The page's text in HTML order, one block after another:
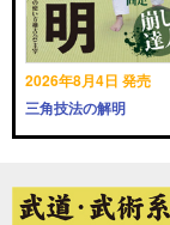
2026年8月4日 発売
三角技法の解明